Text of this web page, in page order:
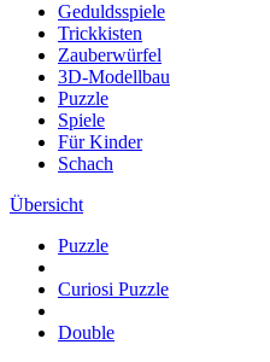
Geduldsspiele
Trickkisten
Zauberwürfel
3D-Modellbau
Puzzle
Spiele
Für Kinder
Schach
Übersicht
Puzzle
Curiosi Puzzle
Double